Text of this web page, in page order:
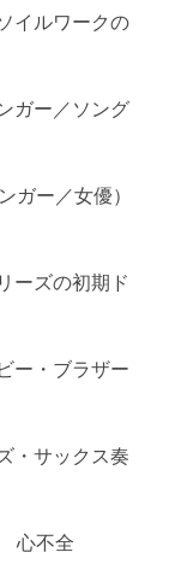
ソイルワークの
ガー／ソング
ガー／女優）
ーズの初期ド
ー・ブラザー
・サックス奏
心不全